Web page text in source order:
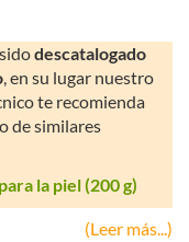
descatalogado
, en su lugar nuestro
te recomienda
de similares
la piel (200 g)
(Leer más...)